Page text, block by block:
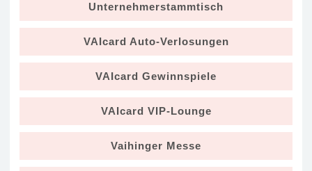
Unternehmerstammtisch
VAIcard Auto-Verlosungen
VAIcard Gewinnspiele
VAIcard VIP-Lounge
Vaihinger Messe